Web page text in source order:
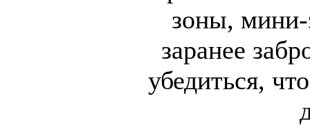
зоны,
заранее
убедиться,